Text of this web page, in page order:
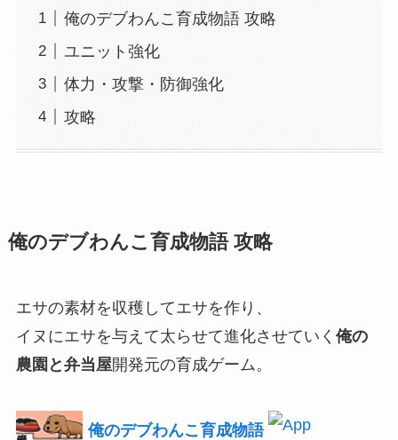
俺のデブわんこ育成物語 攻略
ユニット強化
体力・攻撃・防御強化
攻略
俺のデブわんこ育成物語 攻略
エサの素材を収穫してエサを作り、
イヌにエサを与えて太らせて進化させていく 俺の
農園と弁当屋開発元の育成ゲーム。
俺のデブわんこ育成物語